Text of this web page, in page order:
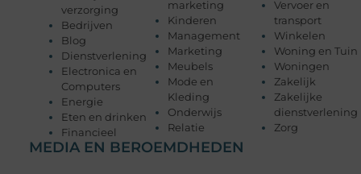
verzorging
Bedrijven
Blog
Dienstverlening
Electronica en
Computers
Energie
Eten en drinken
Financieel
marketing
Kinderen
Management
Marketing
Meubels
Mode en
Kleding
Onderwijs
Relatie
Vervoer en
transport
Winkelen
Woning en Tuin
Woningen
Zakelijk
Zakelijke
dienstverlening
Zorg
MEDIA EN BEROEMDHEDEN